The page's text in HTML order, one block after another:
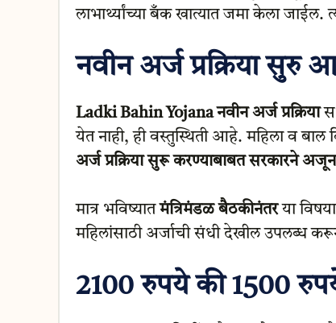
लाभार्थ्यांच्या बँक खात्यात जमा केला जाईल.
नवीन अर्ज प्रक्रिया सुरु
Ladki Bahin Yojana नवीन अर्ज प्रक्रिया
येत नाही, ही वस्तुस्थिती आहे. महिला व बाल
अर्ज प्रक्रिया सुरू करण्याबाबत सरकारने
मात्र भविष्यातमंत्रिमंडळ बैठकीनंतरया
महिलांसाठी अर्जाची संधी देखील उपलब्ध
2100 रुपये की 1500